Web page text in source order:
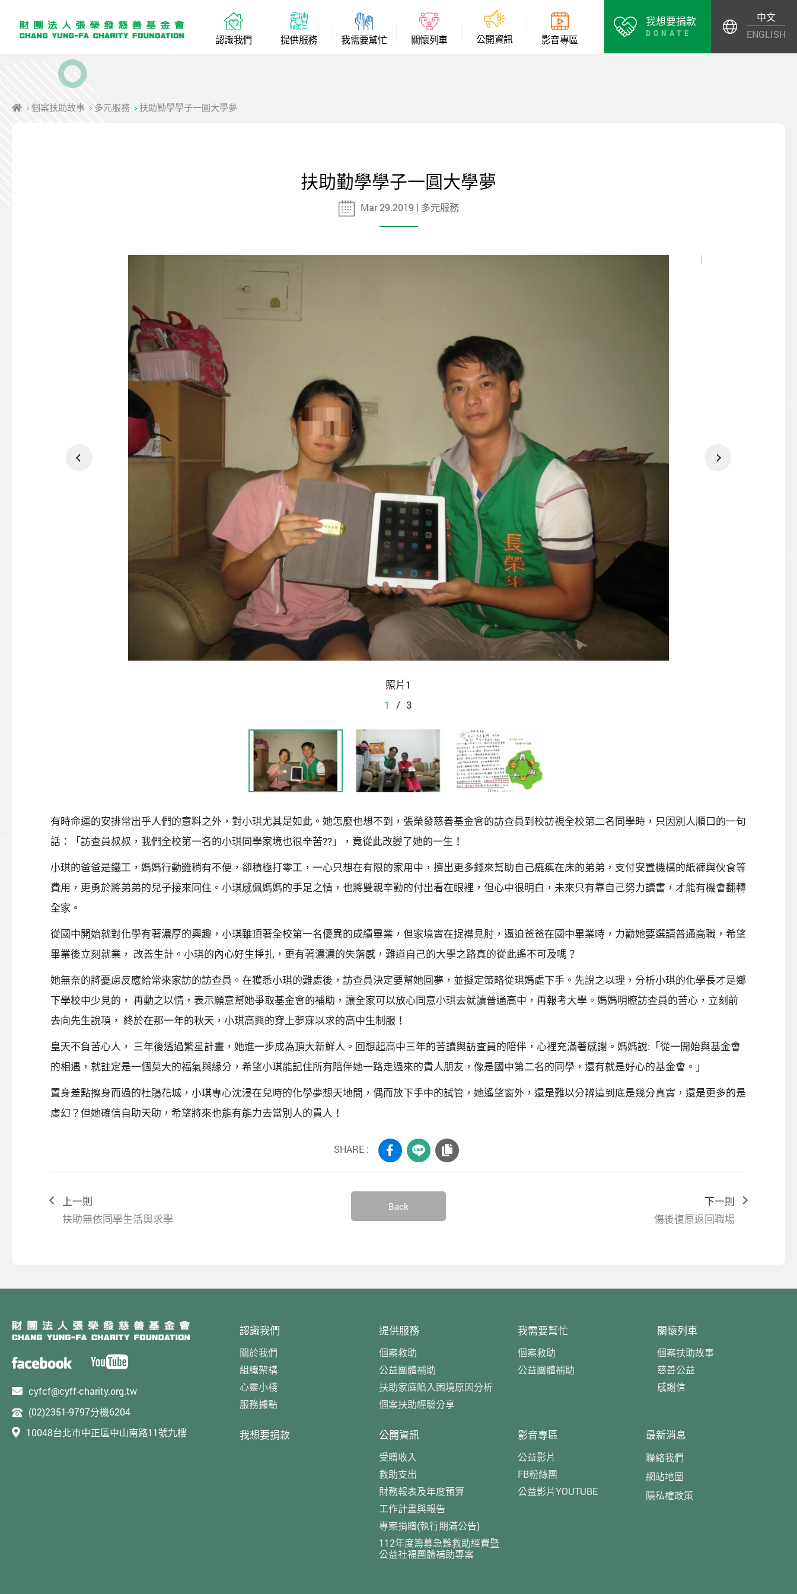
認識我們 提供服務 我需要幫忙 關懷列車 公開資訊 影音專區
我想要捐款
DONATE
中文
ENGLISH
個案扶助故事 多元服務 扶助勤學學子一圓大學夢
扶助勤學學子一圓大學夢
Mar 29.2019 | 多元服務
照片1
1
/ 3
有時命運的安排常出乎人們的意料之外，對小琪尤其是如此。她怎麼也想不到，張榮發慈善基金會的訪查員到校訪視全校第二名同學時，只因別人順口的一句
話：「訪查員叔叔，我們全校第一名的小琪同學家境也很辛苦??」，竟從此改變了她的一生！
小琪的爸爸是鐵工，媽媽行動雖稍有不便，卻積極打零工，一心只想在有限的家用中，擠出更多錢來幫助自己癱瘓在床的弟弟，支付安置機構的紙褲與伙食等
費用，更勇於將弟弟的兒子接來同住。小琪感佩媽媽的手足之情，也將雙親辛勤的付出看在眼裡，但心中很明白，未來只有靠自己努力讀書，才能有機會翻轉
全家。
從國中開始就對化學有著濃厚的興趣，小琪雖頂著全校第一名優異的成績畢業，但家境實在捉襟見肘，逼迫爸爸在國中畢業時，力勸她要選讀普通高職，希望
畢業後立刻就業， 改善生計。小琪的內心好生掙扎，更有著濃濃的失落感，難道自己的大學之路真的從此遙不可及嗎？
她無奈的將憂慮反應給常來家訪的訪查員。在獲悉小琪的難處後，訪查員決定要幫她圓夢，並擬定策略從琪媽處下手。先說之以理，分析小琪的化學長才是鄉
下學校中少見的， 再動之以情，表示願意幫她爭取基金會的補助，讓全家可以放心同意小琪去就讀普通高中，再報考大學。媽媽明瞭訪查員的苦心，立刻前
去向先生說項， 終於在那一年的秋天，小琪高興的穿上夢寐以求的高中生制服！
皇天不負苦心人， 三年後透過繁星計畫，她進一步成為頂大新鮮人。回想起高中三年的苦讀與訪查員的陪伴，心裡充滿著感謝。媽媽說:「從一開始與基金會
的相遇，就註定是一個莫大的福氣與緣分，希望小琪能記住所有陪伴她一路走過來的貴人朋友，像是國中第二名的同學，還有就是好心的基金會。」
置身差點擦身而過的杜鵑花城，小琪專心沈浸在兒時的化學夢想天地間，偶而放下手中的試管，她遙望窗外，還是難以分辨這到底是幾分真實，還是更多的是
虛幻？但她確信自助天助，希望將來也能有能力去當別人的貴人！
SHARE :
上一則
扶助無依同學生活與求學
Back
下一則
傷後復原返回職場
cyfcf@cyff-charity.org.tw
(02)2351-9797分機6204
10048台北市中正區中山南路11號九樓
認識我們
關於我們
組織架構
心靈小棧
服務據點
提供服務
個案救助
公益團體補助
扶助家庭陷入困境原因分析
個案扶助經驗分享
我需要幫忙
個案救助
公益團體補助
關懷列車
個案扶助故事
慈善公益
感謝信
我想要捐款 公開資訊
受贈收入
救助支出
財務報表及年度預算
工作計畫與報告
專案捐贈(執行期滿公告)
112年度籌募急難救助經費暨
公益社福團體補助專案
影音專區
公益影片
FB粉絲團
公益影片YOUTUBE
最新消息
聯絡我們
網站地圖
隱私權政策